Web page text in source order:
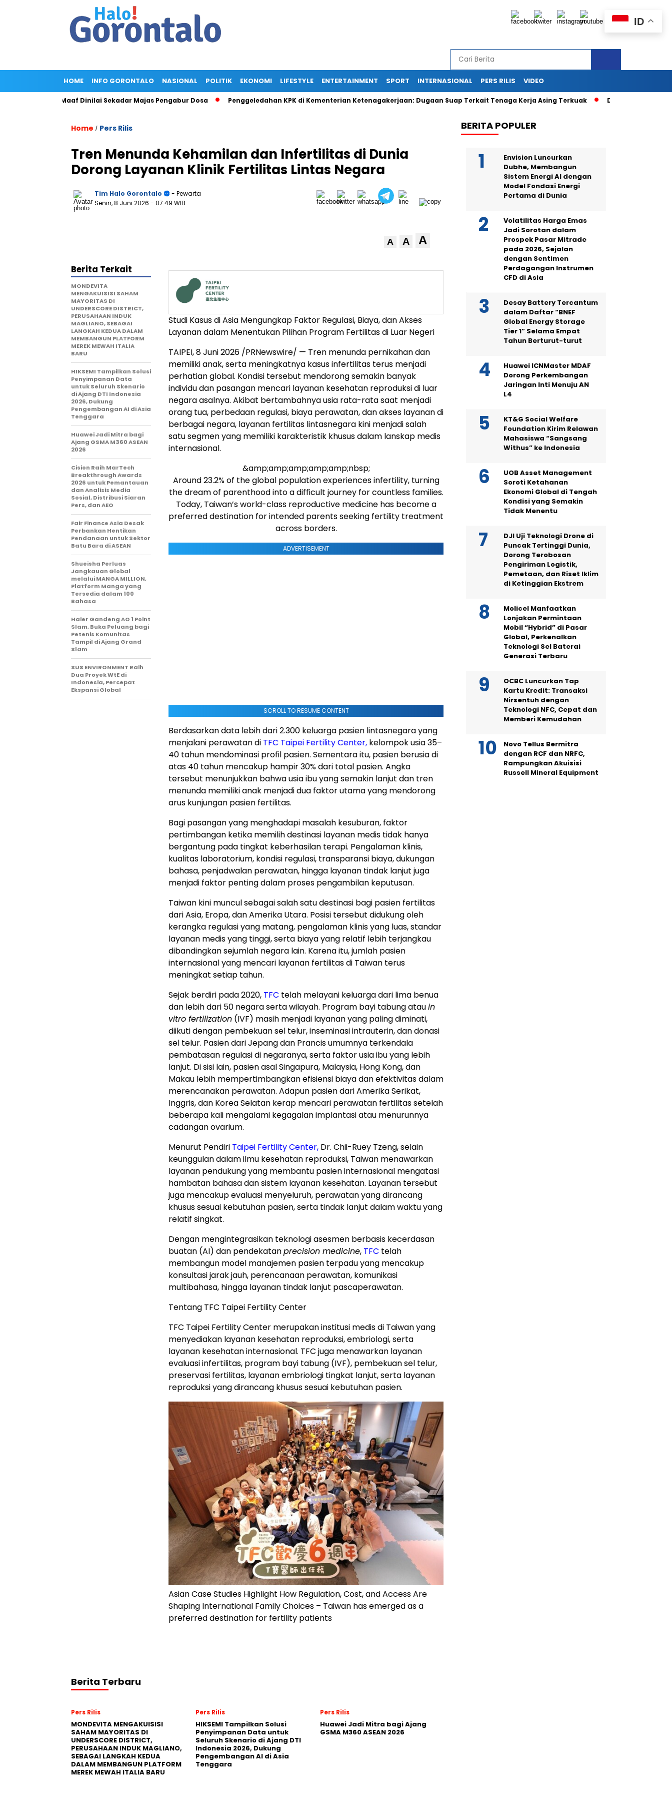
HOME INFO GORONTALO NASIONAL POLITIK EKONOMI LIFESTYLE ENTERTAINMENT SPORT INTERNASIONAL PERS RILIS VIDEO
Minta Maaf Dinilai Sekadar Majas Pengabur Dosa Penggeledahan KPK di Kementerian Ketenagakerjaan: Dugaan Suap Terkait Tenaga Kerja Asing Terkuak Drama di Balik Sidang
Home / Pers Rilis
Tren Menunda Kehamilan dan Infertilitas di Dunia
Dorong Layanan Klinik Fertilitas Lintas Negara
Tim Halo Gorontalo
- Pewarta
Senin, 8 Juni 2026 - 07:49 WIB
A A A
Studi Kasus di Asia Mengungkap Faktor Regulasi, Biaya, dan Akses
Layanan dalam Menentukan Pilihan Program Fertilitas di Luar Negeri
TAIPEI, 8 Juni 2026 /PRNewswire/ — Tren menunda pernikahan dan
memiliki anak, serta meningkatnya kasus infertilitas terus menjadi
perhatian global. Kondisi tersebut mendorong semakin banyak
individu dan pasangan mencari layanan kesehatan reproduksi di luar
negara asalnya. Akibat bertambahnya usia rata-rata saat menjadi
orang tua, perbedaan regulasi, biaya perawatan, dan akses layanan di
berbagai negara, layanan fertilitas lintasnegara kini menjadi salah
satu segmen yang memiliki karakteristik khusus dalam lanskap medis
internasional.
&amp;amp;amp;amp;amp;nbsp;
Around 23.2% of the global population experiences infertility, turning
the dream of parenthood into a difficult journey for countless families.
Today, Taiwan’s world-class reproductive medicine has become a
preferred destination for intended parents seeking fertility treatment
across borders.
ADVERTISEMENT
SCROLL TO RESUME CONTENT
Berdasarkan data lebih dari 2.300 keluarga pasien lintasnegara yang
menjalani perawatan di TFC Taipei Fertility Center, kelompok usia 35–
40 tahun mendominasi profil pasien. Sementara itu, pasien berusia di
atas 40 tahun mencakup hampir 30% dari total pasien. Angka
tersebut menunjukkan bahwa usia ibu yang semakin lanjut dan tren
menunda memiliki anak menjadi dua faktor utama yang mendorong
arus kunjungan pasien fertilitas.
Bagi pasangan yang menghadapi masalah kesuburan, faktor
pertimbangan ketika memilih destinasi layanan medis tidak hanya
bergantung pada tingkat keberhasilan terapi. Pengalaman klinis,
kualitas laboratorium, kondisi regulasi, transparansi biaya, dukungan
bahasa, penjadwalan perawatan, hingga layanan tindak lanjut juga
menjadi faktor penting dalam proses pengambilan keputusan.
Taiwan kini muncul sebagai salah satu destinasi bagi pasien fertilitas
dari Asia, Eropa, dan Amerika Utara. Posisi tersebut didukung oleh
kerangka regulasi yang matang, pengalaman klinis yang luas, standar
layanan medis yang tinggi, serta biaya yang relatif lebih terjangkau
dibandingkan sejumlah negara lain. Karena itu, jumlah pasien
internasional yang mencari layanan fertilitas di Taiwan terus
meningkat setiap tahun.
Sejak berdiri pada 2020, TFC telah melayani keluarga dari lima benua
dan lebih dari 50 negara serta wilayah. Program bayi tabung atauin
vitro fertilization (IVF) masih menjadi layanan yang paling diminati,
diikuti dengan pembekuan sel telur, inseminasi intrauterin, dan donasi
sel telur. Pasien dari Jepang dan Prancis umumnya terkendala
pembatasan regulasi di negaranya, serta faktor usia ibu yang lebih
lanjut. Di sisi lain, pasien asal Singapura, Malaysia, Hong Kong, dan
Makau lebih mempertimbangkan efisiensi biaya dan efektivitas dalam
merencanakan perawatan. Adapun pasien dari Amerika Serikat,
Inggris, dan Korea Selatan kerap mencari perawatan fertilitas setelah
beberapa kali mengalami kegagalan implantasi atau menurunnya
cadangan ovarium.
Menurut Pendiri Taipei Fertility Center, Dr. Chii-Ruey Tzeng, selain
keunggulan dalam ilmu kesehatan reproduksi, Taiwan menawarkan
layanan pendukung yang membantu pasien internasional mengatasi
hambatan bahasa dan sistem layanan kesehatan. Layanan tersebut
juga mencakup evaluasi menyeluruh, perawatan yang dirancang
khusus sesuai kebutuhan pasien, serta tindak lanjut dalam waktu yang
relatif singkat.
Dengan mengintegrasikan teknologi asesmen berbasis kecerdasan
buatan (AI) dan pendekatanprecision medicine, TFC telah
membangun model manajemen pasien terpadu yang mencakup
konsultasi jarak jauh, perencanaan perawatan, komunikasi
multibahasa, hingga layanan tindak lanjut pascaperawatan.
Tentang TFC Taipei Fertility Center
TFC Taipei Fertility Center merupakan institusi medis di Taiwan yang
menyediakan layanan kesehatan reproduksi, embriologi, serta
layanan kesehatan internasional. TFC juga menawarkan layanan
evaluasi infertilitas, program bayi tabung (IVF), pembekuan sel telur,
preservasi fertilitas, layanan embriologi tingkat lanjut, serta layanan
reproduksi yang dirancang khusus sesuai kebutuhan pasien.
Asian Case Studies Highlight How Regulation, Cost, and Access Are
Shaping International Family Choices – Taiwan has emerged as a
preferred destination for fertility patients
Berita Terkait
MONDEVITA
MENGAKUISISI SAHAM
MAYORITAS DI
UNDERSCORE DISTRICT,
PERUSAHAAN INDUK
MAGLIANO, SEBAGAI
LANGKAH KEDUA DALAM
MEMBANGUN PLATFORM
MEREK MEWAH ITALIA
BARU
HIKSEMI Tampilkan Solusi
Penyimpanan Data
untuk Seluruh Skenario
di Ajang DTI Indonesia
2026, Dukung
Pengembangan AI di Asia
Tenggara
Huawei Jadi Mitra bagi
Ajang GSMA M360 ASEAN
2026
Cision Raih MarTech
Breakthrough Awards
2026 untuk Pemantauan
dan Analisis Media
Sosial, Distribusi Siaran
Pers, dan AEO
Fair Finance Asia Desak
Perbankan Hentikan
Pendanaan untuk Sektor
Batu Bara di ASEAN
Shueisha Perluas
Jangkauan Global
melalui MANGA MILLION,
Platform Manga yang
Tersedia dalam 100
Bahasa
Haier Gandeng AO 1 Point
Slam, Buka Peluang bagi
Petenis Komunitas
Tampil di Ajang Grand
Slam
SUS ENVIRONMENT Raih
Dua Proyek WtE di
Indonesia, Percepat
Ekspansi Global
Berita Terbaru
Pers Rilis
MONDEVITA MENGAKUISISI
SAHAM MAYORITAS DI
UNDERSCORE DISTRICT,
PERUSAHAAN INDUK MAGLIANO,
SEBAGAI LANGKAH KEDUA
DALAM MEMBANGUN PLATFORM
MEREK MEWAH ITALIA BARU
Pers Rilis
HIKSEMI Tampilkan Solusi
Penyimpanan Data untuk
Seluruh Skenario di Ajang DTI
Indonesia 2026, Dukung
Pengembangan AI di Asia
Tenggara
Pers Rilis
Huawei Jadi Mitra bagi Ajang
GSMA M360 ASEAN 2026
BERITA POPULER
Envision Luncurkan
Dubhe, Membangun
Sistem Energi AI dengan
Model Fondasi Energi
Pertama di Dunia
Volatilitas Harga Emas
Jadi Sorotan dalam
Prospek Pasar Mitrade
pada 2026, Sejalan
dengan Sentimen
Perdagangan Instrumen
CFD di Asia
Desay Battery Tercantum
dalam Daftar “BNEF
Global Energy Storage
Tier 1” Selama Empat
Tahun Berturut-turut
Huawei ICNMaster MDAF
Dorong Perkembangan
Jaringan Inti Menuju AN
L4
KT&G Social Welfare
Foundation Kirim Relawan
Mahasiswa “Sangsang
Withus” ke Indonesia
UOB Asset Management
Soroti Ketahanan
Ekonomi Global di Tengah
Kondisi yang Semakin
Tidak Menentu
DJI Uji Teknologi Drone di
Puncak Tertinggi Dunia,
Dorong Terobosan
Pengiriman Logistik,
Pemetaan, dan Riset Iklim
di Ketinggian Ekstrem
Molicel Manfaatkan
Lonjakan Permintaan
Mobil “Hybrid” di Pasar
Global, Perkenalkan
Teknologi Sel Baterai
Generasi Terbaru
OCBC Luncurkan Tap
Kartu Kredit: Transaksi
Nirsentuh dengan
Teknologi NFC, Cepat dan
Memberi Kemudahan
Novo Tellus Bermitra
dengan RCF dan NRFC,
Rampungkan Akuisisi
Russell Mineral Equipment
ID